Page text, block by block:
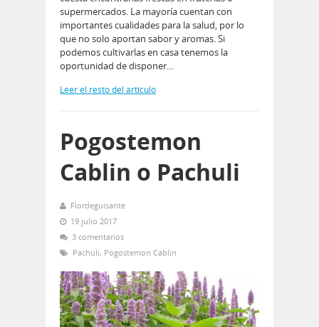
supermercados. La mayoría cuentan con
importantes cualidades para la salud, por lo
que no solo aportan sabor y aromas. Si
podemos cultivarlas en casa tenemos la
oportunidad de disponer…
Leer el resto del artículo
Pogostemon
Cablin o Pachuli
Flordeguisante
19 julio 2017
3 comentarios
Pachuli, Pogostemon Cablin